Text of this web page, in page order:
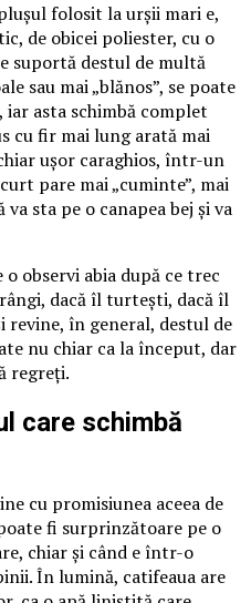
folosit la urșii mari e,
de obicei poliester, cu o
suportă destul de multă
sau mai „blănos”, se poate
asta schimbă complet
cu fir mai lung arată mai
ușor caraghios, într-un
pare mai „cuminte”, mai
sta pe o canapea bej și va
observi abia după ce trec
dacă îl turtești, dacă îl
în general, destul de
nu chiar ca la început, dar
regreți.
care schimbă
cu promisiunea aceea de
fi surprinzătoare pe o
chiar și când e într-o
În lumină, catifeaua are